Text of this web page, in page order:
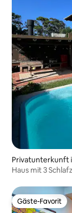
Privatunterkunft
Haus mit 3
Gäste-Favorit
Gäste-Favorit